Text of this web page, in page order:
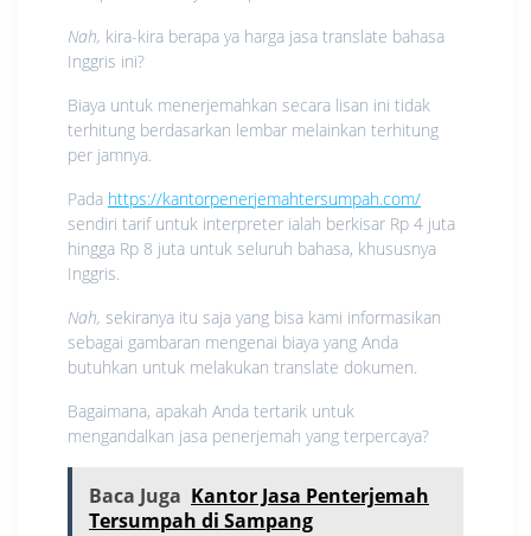
Nah, kira-kira berapa ya harga jasa translate bahasa
Inggris ini?
Biaya untuk menerjemahkan secara lisan ini tidak
terhitung berdasarkan lembar melainkan terhitung
per jamnya.
Pada https://kantorpenerjemahtersumpah.com/
sendiri tarif untuk interpreter ialah berkisar Rp 4 juta
hingga Rp 8 juta untuk seluruh bahasa, khususnya
Inggris.
Nah, sekiranya itu saja yang bisa kami informasikan
sebagai gambaran mengenai biaya yang Anda
butuhkan untuk melakukan translate dokumen.
Bagaimana, apakah Anda tertarik untuk
mengandalkan jasa penerjemah yang terpercaya?
Baca Juga Kantor Jasa Penterjemah
Tersumpah di Sampang